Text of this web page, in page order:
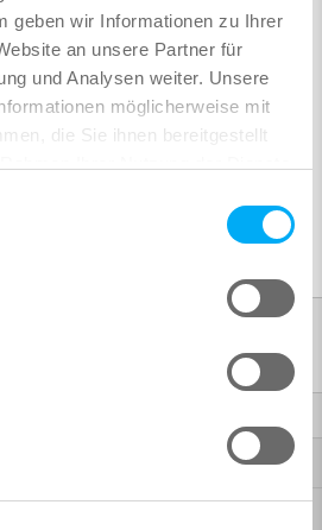
geben wir Informationen zu Ihrer
an unsere Partner für
und Analysen weiter. Unsere
möglicherweise mit
die Sie ihnen bereitgestellt
Technologieführerschaft.